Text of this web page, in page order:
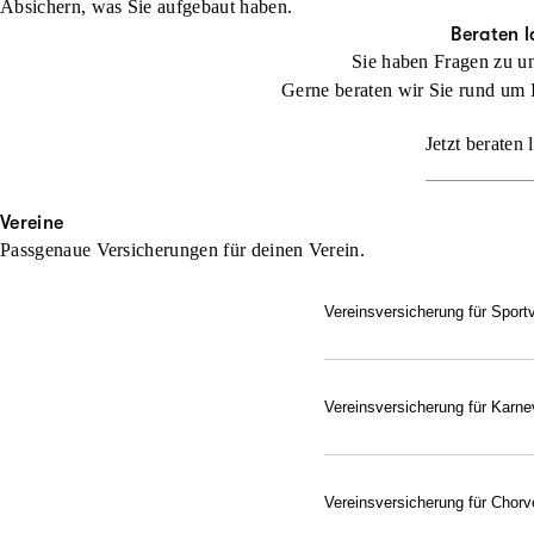
Absichern, was Sie aufgebaut haben.
Beraten
Sie haben Fragen zu
Gerne beraten wir Sie rund um
Jetzt beraten
Vereine
Passgenaue Versicherungen für deinen Verein.
Vereinsversicherung für
und ihn exakt auf die
Beraten lassen
Vereinsversicherung für
Karnevals- und
Vereinsversicherung für